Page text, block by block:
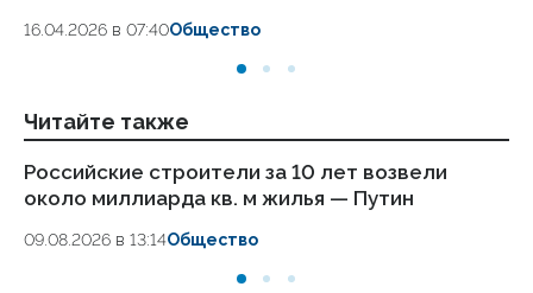
16.04.2026 в 07:40Общество
Читайте также
Российские строители за 10 лет возвели
около миллиарда кв. м жилья — Путин
09.08.2026 в 13:14Общество